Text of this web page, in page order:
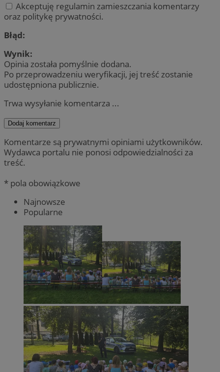
Akceptuję regulamin zamieszczania komentarzy
oraz politykę prywatności.
Błąd:
Wynik:
Opinia została pomyślnie dodana.
Po przeprowadzeniu weryfikacji, jej treść zostanie
udostępniona publicznie.
Trwa wysyłanie komentarza ...
Dodaj komentarz
Komentarze są prywatnymi opiniami użytkowników.
Wydawca portalu nie ponosi odpowiedzialności za
treść.
* pola obowiązkowe
Najnowsze
Popularne